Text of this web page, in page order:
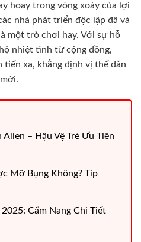
hoay trong vòng xoáy của lợi
nhà phát triển độc lập đã và
một trò chơi hay. Với sự hỗ
nhiệt tình từ cộng đồng,
tiến xa, khẳng định vị thế dẫn
– Hậu Vệ Trẻ Ưu Tiên
Mỡ Bụng Không? Tip
Cẩm Nang Chi Tiết